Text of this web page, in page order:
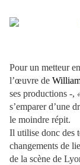
Pour un metteur
l’œuvre de
ses productions -,
s’emparer d’une
le moindre répit.
Il utilise donc des
changements de
de la scène de